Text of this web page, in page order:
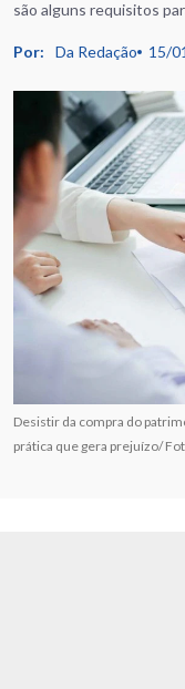
são alguns requisitos
Por: Da Redação 15/
Desistir da compra do
prática que gera prejuízo/